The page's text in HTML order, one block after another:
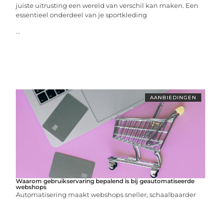
juiste uitrusting een wereld van verschil kan maken. Een
essentieel onderdeel van je sportkleding
...
AANBIEDINGEN
Waarom gebruikservaring bepalend is bij geautomatiseerde
webshops
Automatisering maakt webshops sneller, schaalbaarder